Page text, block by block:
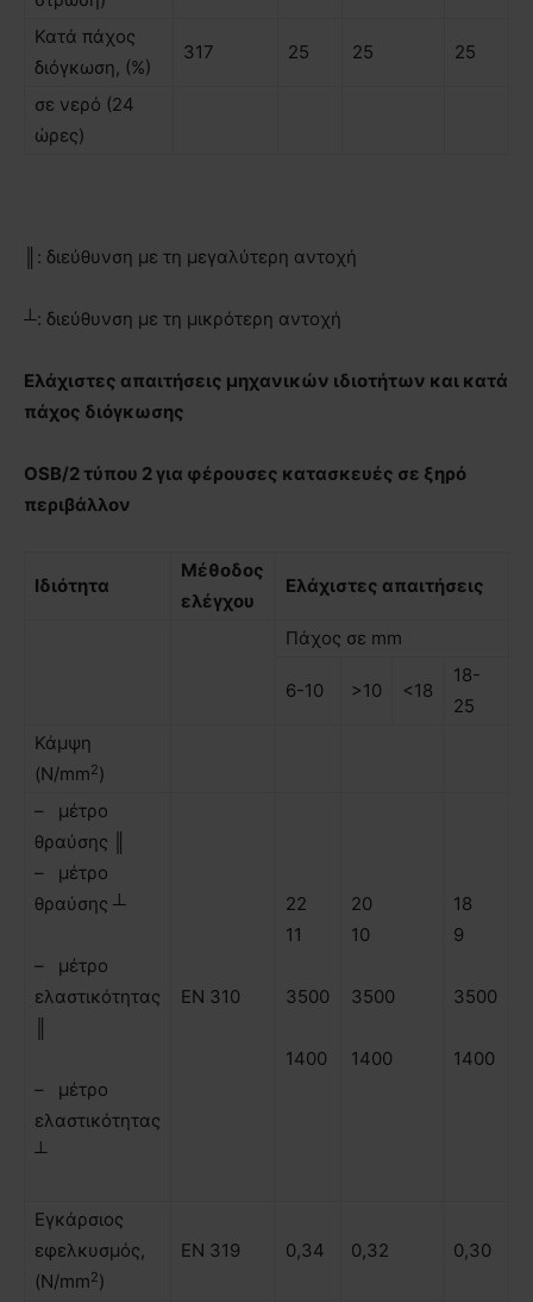
Κατά πάχος
διόγκωση, (%)
317 25 25 25
σε νερό (24
ώρες)
║: διεύθυνση µε τη μεγαλύτερη αντοχή
┴: διεύθυνση µε τη μικρότερη αντοχή
Ελάχιστες απαιτήσεις μηχανικών ιδιοτήτων και κατά
πάχος διόγκωσης
OSB/2 τύπου 2 για φέρουσες κατασκευές σε ξηρό
περιβάλλον
Ιδιότητα
Μέθοδος
ελέγχου
Ελάχιστες απαιτήσεις
Πάχος σε mm
6-10 >10 <18
18-
25
Κάµψη
(N/mm2)
– µέτρο
θραύσης ║
– µέτρο
θραύσης ┴
– µέτρο
ελαστικότητας
– µέτρο
ελαστικότητας
┴
ΕΝ 310
22
11
3500
1400
20
10
3500
1400
18
9
3500
1400
Εγκάρσιος
εφελκυσµός,
(N/mm2)
ΕΝ 319 0,34 0,32 0,30